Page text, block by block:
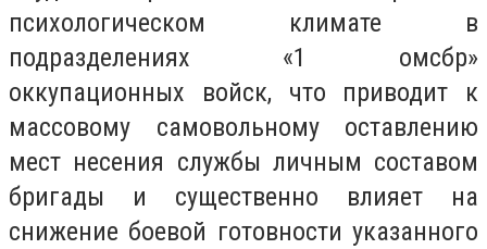
психологическом климате в
подразделениях «1 омсбр»
оккупационных войск, что приводит к
массовому самовольному оставлению
мест несения службы личным составом
бригады и существенно влияет на
снижение боевой готовности указанного